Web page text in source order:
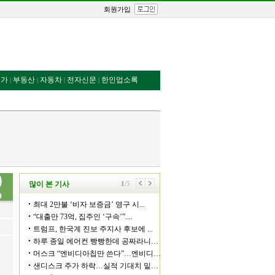
회원가입
| 부동산 | 자동차 | 전자신문 | 한인업소록